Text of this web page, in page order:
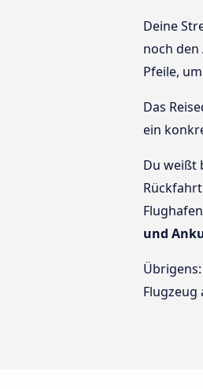
Deine
noch
Pfeile,
Das
ein
Du weißt
und
Flugzeug